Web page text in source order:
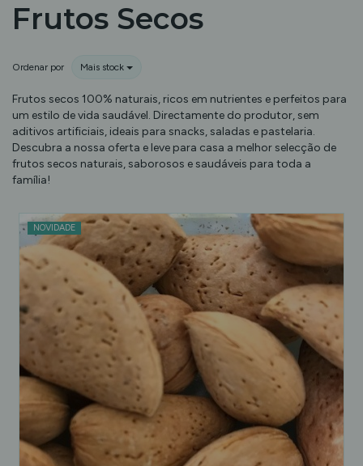
Frutos Secos
Ordenar por Mais stock
Frutos secos 100% naturais, ricos em nutrientes e perfeitos para
um estilo de vida saudável. Directamente do produtor, sem
aditivos artificiais, ideais para snacks, saladas e pastelaria.
Descubra a nossa oferta e leve para casa a melhor selecção de
frutos secos naturais, saborosos e saudáveis para toda a
família!
NOVIDADE